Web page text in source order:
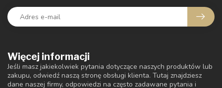
Więcej informacji
Jeśli masz jakiekolwiek pytania dotyczące naszych produktów lub
zakupu, odwiedź naszą stronę obsługi klienta. Tutaj znajdziesz
dane naszej firmy, odpowiedzi na często zadawane pytania i